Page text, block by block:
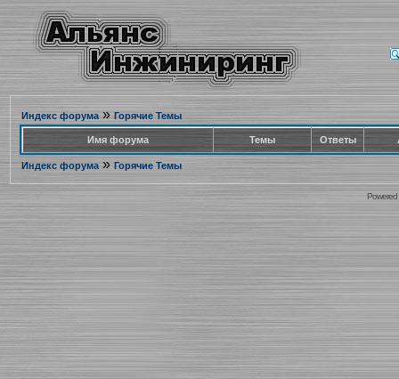
Индекс форума» Горячие Темы
Имя форума Темы Ответы
Индекс форума» Горячие Темы